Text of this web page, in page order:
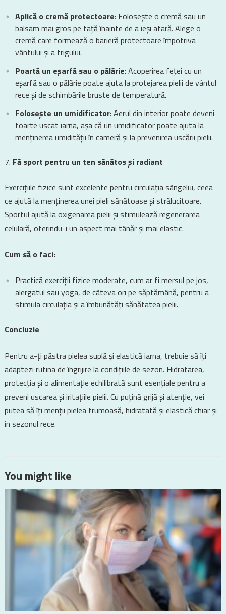
Aplică o cremă protectoare: Folosește o cremă sau un
balsam mai gros pe față înainte de a ieși afară. Alege o
cremă care formează o barieră protectoare împotriva
vântului și a frigului.
Poartă un eșarfă sau o pălărie: Acoperirea feței cu un
eșarfă sau o pălărie poate ajuta la protejarea pielii de vântul
rece și de schimbările bruste de temperatură.
Folosește un umidificator: Aerul din interior poate deveni
foarte uscat iarna, așa că un umidificator poate ajuta la
menținerea umidității în cameră și la prevenirea uscării pielii.
Fă sport pentru un ten sănătos și radiant
Exercițiile fizice sunt excelente pentru circulația sângelui, ceea
ce ajută la menținerea unei pieli sănătoase și strălucitoare.
Sportul ajută la oxigenarea pielii și stimulează regenerarea
celulară, oferindu-i un aspect mai tânăr și mai elastic.
Cum să o faci:
Practică exerciții fizice moderate, cum ar fi mersul pe jos,
alergatul sau yoga, de câteva ori pe săptămână, pentru a
stimula circulația și a îmbunătăți sănătatea pielii.
Concluzie
Pentru a-ți păstra pielea suplă și elastică iarna, trebuie să îți
adaptezi rutina de îngrijire la condițiile de sezon. Hidratarea,
protecția și o alimentație echilibrată sunt esențiale pentru a
preveni uscarea și iritațiile pielii. Cu puțină grijă și atenție, vei
putea să îți menții pielea frumoasă, hidratată și elastică chiar și
în sezonul rece.
You might like